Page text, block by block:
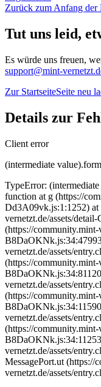
Zurück zum Anfang der
Tut uns leid,
Es würde uns freuen,
support@mint-
Zur StartseiteSeite neu
Details zur
Client error
(intermediate
TypeError:
function at g (https://
Dd3A09vk.js:1:1252)
vernetzt.de/assets/
(https://community.mint-
vernetzt.de/assets/
(https://community.mint-
vernetzt.de/assets/
(https://community.mint-
vernetzt.de/assets/
(https://community.mint-
vernetzt.de/assets/
MessagePort.ut (https://
vernetzt.de/assets/